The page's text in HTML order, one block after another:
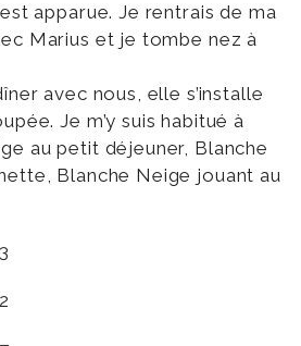
est apparue. Je rentrais de ma
Marius et je tombe nez à
avec nous, elle s’installe
Je m’y suis habitué à
au petit déjeuner, Blanche
Blanche Neige jouant au